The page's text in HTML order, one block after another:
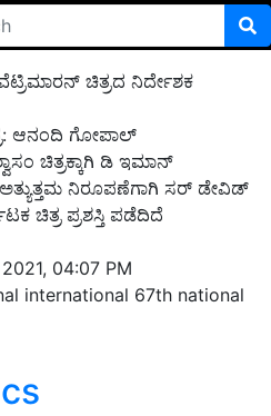
ಚಿತ್ರದ ನಿರ್ದೇಶಕ
ಆನಂದಿ ಗೋಪಾಲ್​
ಚಿತ್ರಕ್ಕಾಗಿ ಡಿ ಇಮಾನ್​
ನಿರೂಪಣೆಗಾಗಿ ಸರ್​ ಡೇವಿಡ್​
ಚಿತ್ರ ಪ್ರಶಸ್ತಿ ಪಡೆದಿದೆ
04:07 PM
international 67th national